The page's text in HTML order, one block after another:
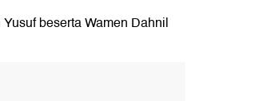
beserta Wamen Dahnil